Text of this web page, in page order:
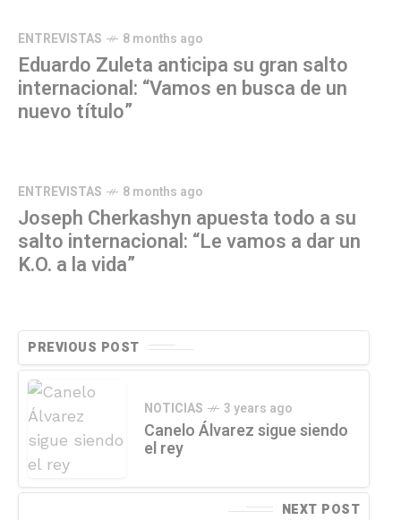
ENTREVISTAS 8 months ago
Eduardo Zuleta anticipa su gran salto
internacional: “Vamos en busca de un
nuevo título”
ENTREVISTAS 8 months ago
Joseph Cherkashyn apuesta todo a su
salto internacional: “Le vamos a dar un
K.O. a la vida”
PREVIOUS POST
NOTICIAS 3 years ago
Canelo Álvarez sigue siendo
el rey
NEXT POST